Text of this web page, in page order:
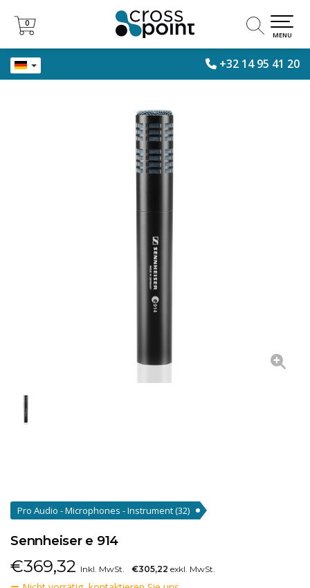
+32 14 95 41 20
0
0
MENU
Pro Audio - Microphones - Instrument(32)
Sennheiser e 914
€369,32 Inkl. MwSt. €305,22 exkl. MwSt.